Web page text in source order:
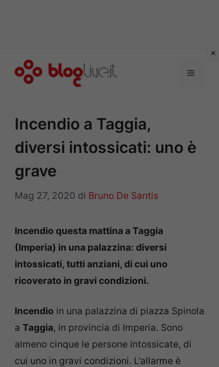
Menu
Incendio a Taggia,
diversi intossicati: uno è
grave
Mag 27, 2020 di Bruno De Santis
Incendio questa mattina a Taggia
(Imperia) in una palazzina: diversi
intossicati, tutti anziani, di cui uno
ricoverato in gravi condizioni.
Incendio in una palazzina di piazza Spinola
a Taggia, in provincia di Imperia. Sono
almeno cinque le persone intossicate, di
cui uno in gravi condizioni. L’allarme è